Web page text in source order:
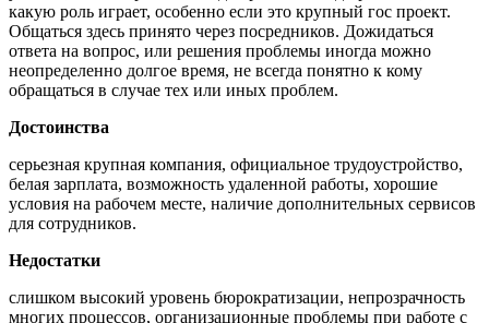
какую роль играет, особенно если это крупный гос проект.
Общаться здесь принято через посредников. Дожидаться
ответа на вопрос, или решения проблемы иногда можно
неопределенно долгое время, не всегда понятно к кому
обращаться в случае тех или иных проблем.
Достоинства
серьезная крупная компания, официальное трудоустройство,
белая зарплата, возможность удаленной работы, хорошие
условия на рабочем месте, наличие дополнительных сервисов
для сотрудников.
Недостатки
слишком высокий уровень бюрократизации, непрозрачность
многих процессов, организационные проблемы при работе с